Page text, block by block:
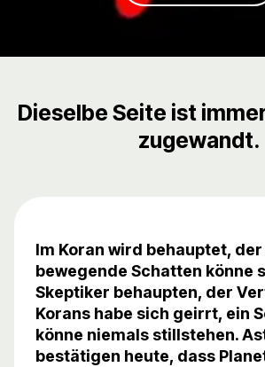
Dieselbe Seite ist
zugewandt.
Im Koran wird behauptet,
bewegende Schatten könne
Skeptiker behaupten, der
Korans habe sich geirrt, ein
könne niemals stillstehen.
bestätigen heute, dass